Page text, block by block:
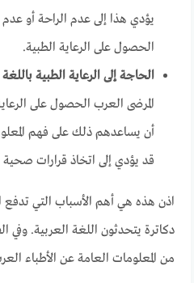
يؤدي هذا إلى عدم الراحة أو
الحصول على الرعاية الطبية.
الحاجة إلى الرعاية الطبية
المرضى العرب الحصول على
أن يساعدهم ذلك على فهم
قد يؤدي إلى اتخاذ قرارات صحية
اذن هذه هي أهم الأسباب التي
دكاترة يتحدثون اللغة العربية. وفي
من المعلومات العامة عن الأطباء